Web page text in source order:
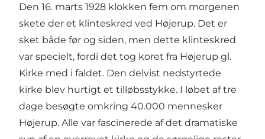
Den 16. marts 1928 klokken fem om morgenen
skete der et klinteskred ved Højerup. Det er
sket både før og siden, men dette klinteskred
var specielt, fordi det tog koret fra Højerup gl.
Kirke med i faldet. Den delvist nedstyrtede
kirke blev hurtigt et tilløbsstykke. I løbet af tre
dage besøgte omkring 40.000 mennesker
Højerup. Alle var fascinerede af det dramatiske